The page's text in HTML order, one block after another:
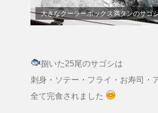
大きなクーラーボックス満タンのサゴ
捌いた25尾のサゴシは
刺身・ソテー・フライ・お寿司・
全て完食されました